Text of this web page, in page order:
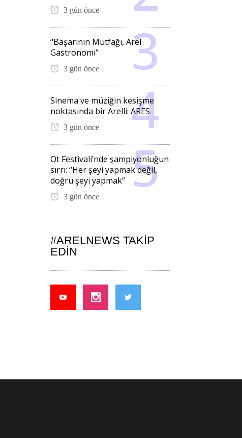
3 gün önce
“Başarının Mutfağı, Arel
Gastronomi”
3 gün önce
Sinema ve müziğin kesişme
noktasında bir Arelli: ARES
3 gün önce
Ot Festivali’nde şampiyonluğun
sırrı: “Her şeyi yapmak değil,
doğru şeyi yapmak”
3 gün önce
#ARELNEWS TAKIP
EDIN